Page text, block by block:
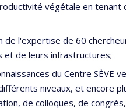
végétale en
de l'expertise de 60
et de leurs infrastructures;
du Centre SÈVE
niveaux, et encore
de colloques, de